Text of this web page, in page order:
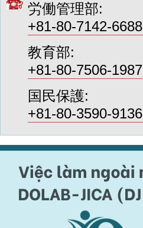
労働管理部:
+81-80-7142-6688
教育部:
+81-80-7506-1987
国民保護:
+81-80-3590-9136